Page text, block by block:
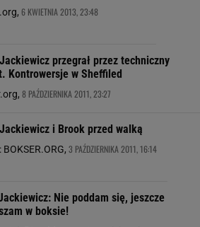
6 KWIETNIA 2013, 23:48
przegrał przez techniczny
Kontrowersje w Sheffiled
8 PAŹDZIERNIKA 2011, 23:27
i Brook przed walką
BOKSER.ORG, 3 PAŹDZIERNIKA 2011, 16:14
Nie poddam się, jeszcze
w boksie!